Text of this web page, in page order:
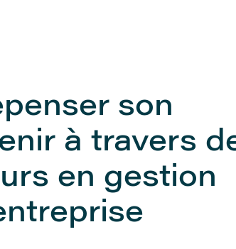
son
à travers
en gestion